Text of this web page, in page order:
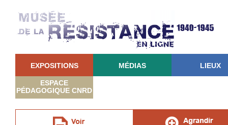
EXPOSITIONS MÉDIAS LIEUX
ESPACE
PÉDAGOGIQUE CNRD